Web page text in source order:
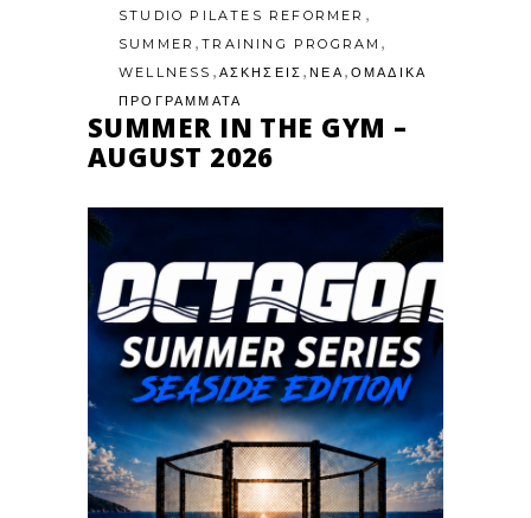
STUDIO PILATES REFORMER ,
SUMMER ,TRAINING PROGRAM ,
WELLNESS , ΑΣΚΗΣΕΙΣ ,ΝΕΑ , ΟΜΑΔΙΚΑ
ΠΡΟΓΡΑΜΜΑΤΑ
SUMMER IN THE GYM –
AUGUST 2026